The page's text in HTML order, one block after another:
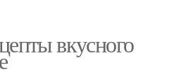
вкусного